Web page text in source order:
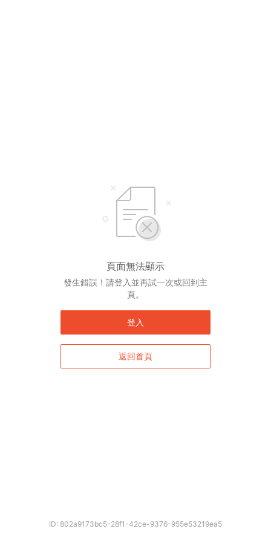
頁面無法顯示
發生錯誤！請登入並再試一次或回到主
頁。
登入
返回首頁
ID: 802a9173bc5-28f1-42ce-9376-955e53219ea5